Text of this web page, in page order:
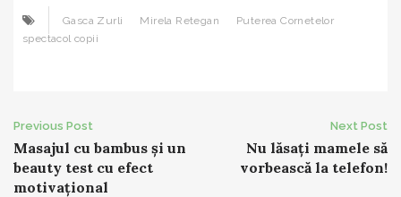
Gasca Zurli Mirela Retegan
Puterea Cornetelor
spectacol copii
Post
navigation
Previous Post
Masajul cu bambus și un
beauty test cu efect
motivațional
Next Post
Nu lăsați mamele să
vorbească la telefon!